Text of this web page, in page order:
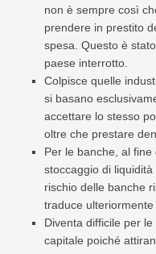
non è sempre così
prendere in prestito
spesa. Questo è
paese interrotto.
Colpisce quelle
si basano
accettare lo stesso
oltre che prestare
Per le banche, al
stoccaggio di
rischio delle banche
traduce ulteriormente
Diventa difficile per
capitale poiché